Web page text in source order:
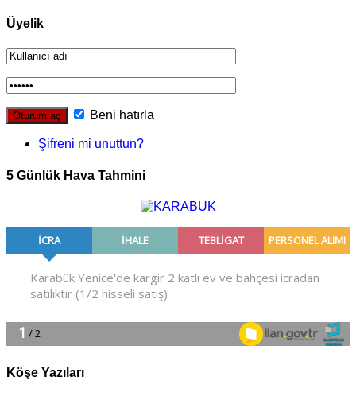
Üyelik
Beni hatırla
Şifreni mi unuttun?
5 Günlük Hava Tahmini
Köşe Yazıları